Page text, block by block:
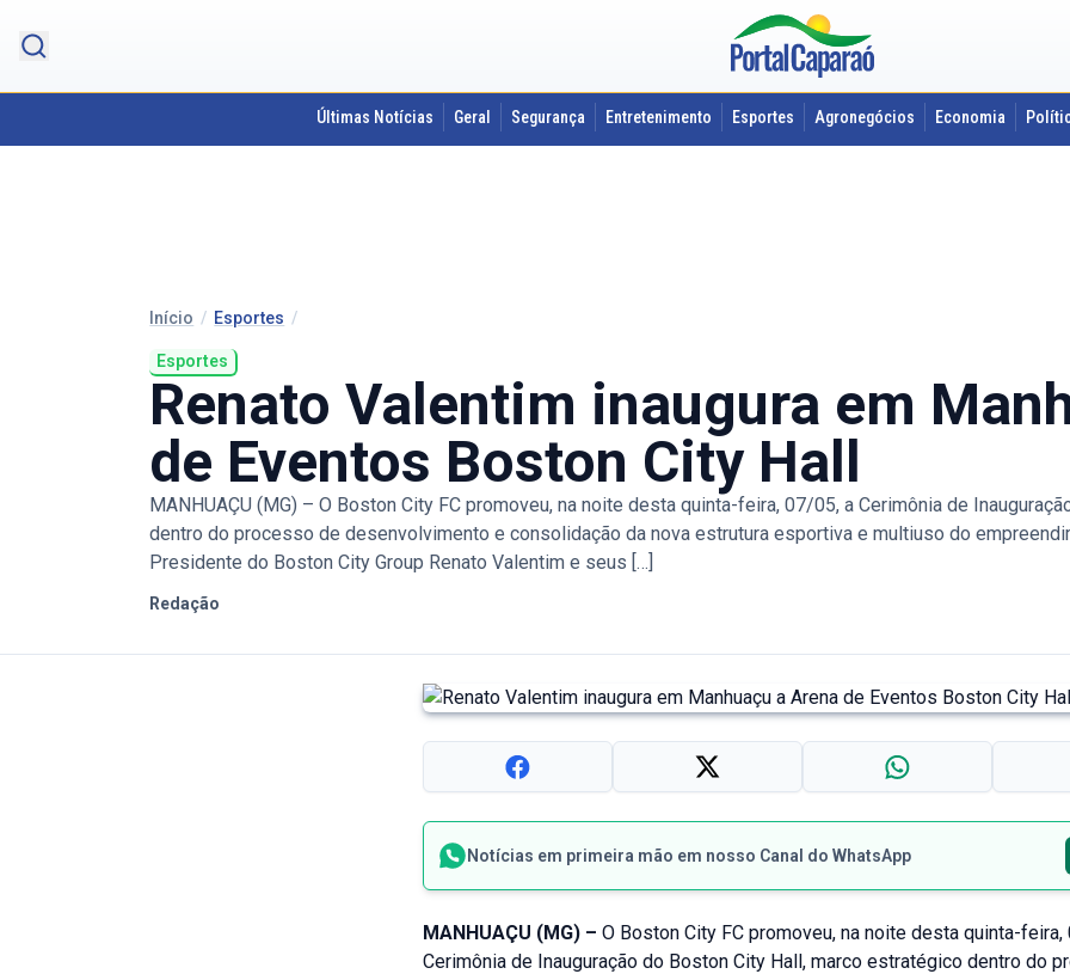
Últimas Notícias Geral Segurança Entretenimento Esportes Agronegócios Economia
Início / Esportes /
Esportes
Renato Valentim inaugura em
de Eventos Boston City Hall
MANHUAÇU (MG) – O Boston City FC promoveu, na noite desta quinta-feira, 07/05, a Cerimônia de
dentro do processo de desenvolvimento e consolidação da nova estrutura esportiva e multiuso do
Presidente do Boston City Group Renato Valentim e seus […]
Redação
Notícias em primeira mão em nosso Canal do WhatsApp
MANHUAÇU (MG) – O Boston City FC promoveu, na noite desta quinta-feira,
Cerimônia de Inauguração do Boston City Hall, marco estratégico dentro do